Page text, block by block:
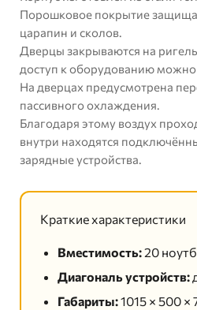
Порошковое покрытие
царапин и сколов.
Дверцы закрываются на
доступ к оборудованию можно
На дверцах предусмотрена
пассивного охлаждения.
Благодаря этому воздух
внутри находятся
зарядные устройства.
Краткие характеристики
Вместимость:20
Диагональ устройств:
Габариты:1015 × 500 ×